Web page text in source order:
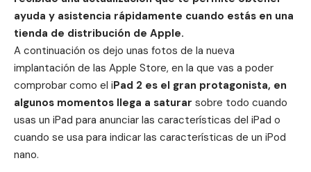
ayuda y asistencia rápidamente cuando estás en una
tienda de distribución de Apple.
A continuación os dejo unas fotos de la nueva
implantación de las Apple Store, en la que vas a poder
comprobar como el iPad 2 es el gran protagonista, en
algunos momentos llega a saturar sobre todo cuando
usas un iPad para anunciar las características del iPad o
cuando se usa para indicar las características de un iPod
nano.